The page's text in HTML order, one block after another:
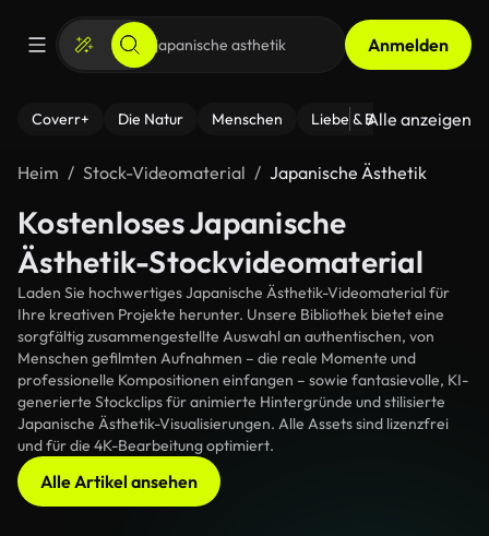
Anmelden
Coverr+ Die Natur Menschen Liebe & Beziehungen
Alle anzeigen
Heim Stock-Videomaterial Japanische Ästhetik
Kostenloses Japanische
Ästhetik-Stockvideomaterial
Laden Sie hochwertiges Japanische Ästhetik-Videomaterial für
Ihre kreativen Projekte herunter. Unsere Bibliothek bietet eine
sorgfältig zusammengestellte Auswahl an authentischen, von
Menschen gefilmten Aufnahmen – die reale Momente und
professionelle Kompositionen einfangen – sowie fantasievolle, KI-
generierte Stockclips für animierte Hintergründe und stilisierte
Japanische Ästhetik-Visualisierungen. Alle Assets sind lizenzfrei
und für die 4K-Bearbeitung optimiert.
Alle Artikel ansehen